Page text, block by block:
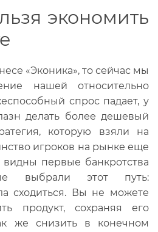
экономить
«Эконика», то сейчас мы
нашей относительно
спрос падает, у
делать более дешевый
которую взяли на
игроков на рынке еще
видны первые банкротства
выбрали этот путь:
сходиться. Вы не можете
продукт, сохраняя его
же снизить в конечном